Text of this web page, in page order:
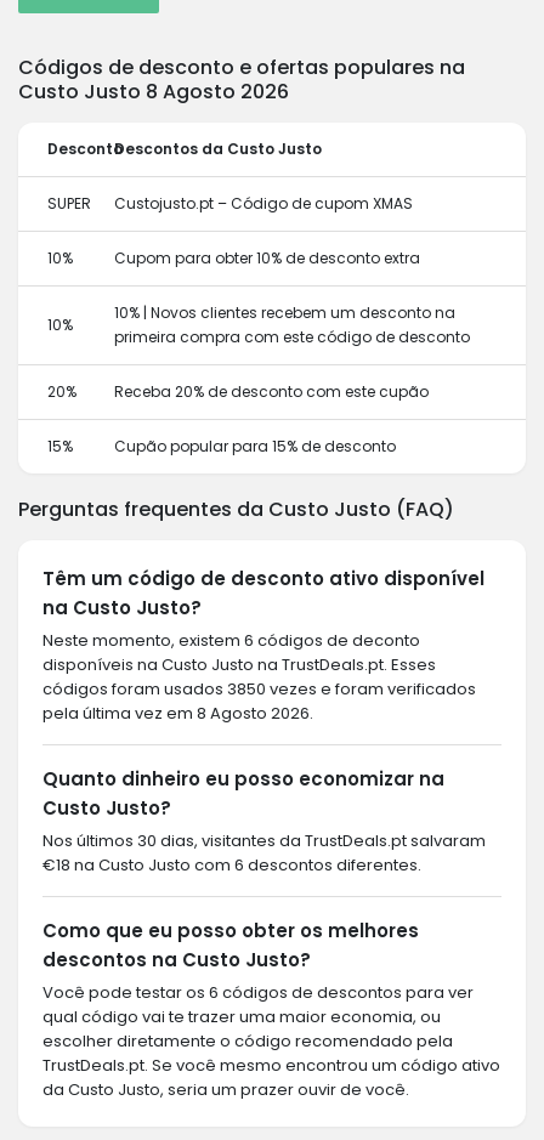
Códigos de desconto e ofertas populares na
Custo Justo 8 Agosto 2026
DescontoDescontos da Custo Justo
SUPER Custojusto.pt – Código de cupom XMAS
10% Cupom para obter 10% de desconto extra
10%
10% | Novos clientes recebem um desconto na
primeira compra com este código de desconto
20% Receba 20% de desconto com este cupão
15% Cupão popular para 15% de desconto
Perguntas frequentes da Custo Justo (FAQ)
Têm um código de desconto ativo disponível
na Custo Justo?
Neste momento, existem 6 códigos de deconto
disponíveis na Custo Justo na TrustDeals.pt. Esses
códigos foram usados 3850 vezes e foram verificados
pela última vez em 8 Agosto 2026.
Quanto dinheiro eu posso economizar na
Custo Justo?
Nos últimos 30 dias, visitantes da TrustDeals.pt salvaram
€18 na Custo Justo com 6 descontos diferentes.
Como que eu posso obter os melhores
descontos na Custo Justo?
Você pode testar os 6 códigos de descontos para ver
qual código vai te trazer uma maior economia, ou
escolher diretamente o código recomendado pela
TrustDeals.pt. Se você mesmo encontrou um código ativo
da Custo Justo, seria um prazer ouvir de você.